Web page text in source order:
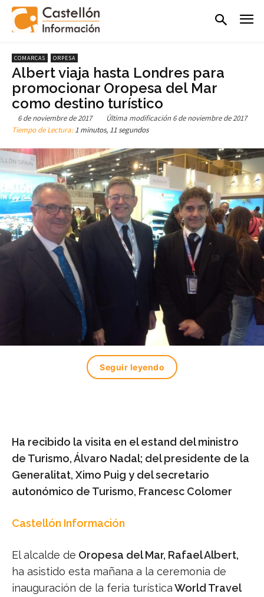
COMARCAS ORPESA
Albert viaja hasta Londres para
promocionar Oropesa del Mar
como destino turístico
6 de noviembre de 2017 Última modificación 6 de noviembre de 2017
Tiempo de Lectura:1 minutos, 11 segundos
Seguir leyendo
Ha recibido la visita en el estand del ministro
de Turismo, Álvaro Nadal; del presidente de la
Generalitat, Ximo Puig y del secretario
autonómico de Turismo, Francesc Colomer
Castellón Información
El alcalde de Oropesa del Mar, Rafael Albert,
ha asistido esta mañana a la ceremonia de
inauguración de la feria turísticaWorld Travel